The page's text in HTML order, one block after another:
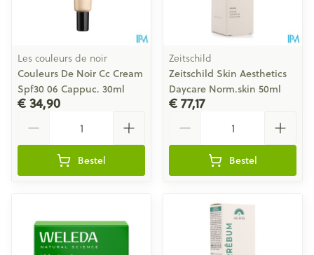
Les couleurs de noir
Couleurs De Noir Cc Cream
Spf30 06 Cappuc. 30ml
€ 34,90
Bestel
Zeitschild
Zeitschild Skin Aesthetics
Daycare Norm.skin 50ml
€ 77,17
Bestel